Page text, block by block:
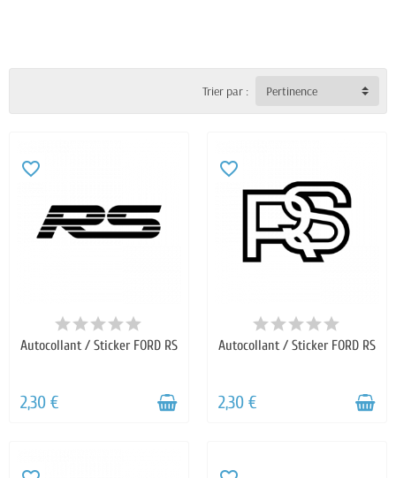
Trier par : Pertinence
favorite_border
Autocollant / Sticker FORD RS
2,30 €
favorite_border
Autocollant / Sticker FORD RS
2,30 €